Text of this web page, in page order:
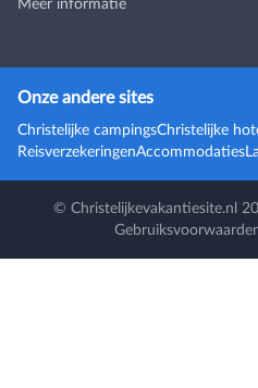
Meer informatie
Onze andere sites
Christelijke campingsChristelijke
ReisverzekeringenAccommodaties
© Christelijkevakantiesite.nl